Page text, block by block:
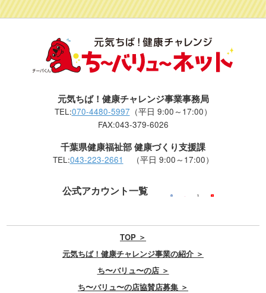
元気ちば！健康チャレンジ事業事務局
TEL:070-4480-5997 （平日 9:00～17:00）
FAX:043-379-6026
千葉県健康福祉部 健康づくり支援課
TEL:043-223-2661 （平日 9:00～17:00）
公式アカウント一覧
TOP ＞
元気ちば！健康チャレンジ事業の紹介 ＞
ち〜バリュ〜の店 ＞
ち〜バリュ〜の店協賛店募集 ＞